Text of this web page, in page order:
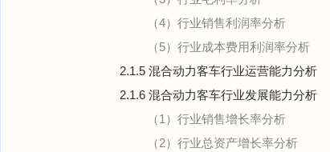
（4）行业销售利润率分析
（5）行业成本费用利润率分析
2.1.5 混合动力客车行业运营能力分析
2.1.6 混合动力客车行业发展能力分析
（1）行业销售增长率分析
（2）行业总资产增长率分析